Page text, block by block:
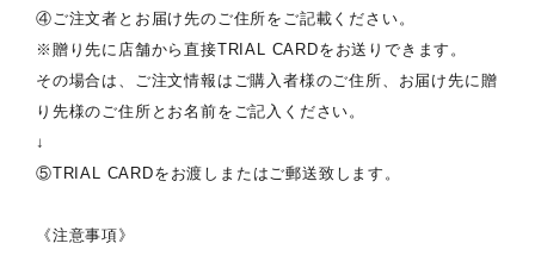
④ご注文者とお届け先のご住所をご記載ください。
※贈り先に店舗から直接TRIAL CARDをお送りできます。
その場合は、ご注文情報はご購入者様のご住所、お届け先に贈
り先様のご住所とお名前をご記入ください。
↓
⑤TRIAL CARDをお渡しまたはご郵送致します。
《注意事項》